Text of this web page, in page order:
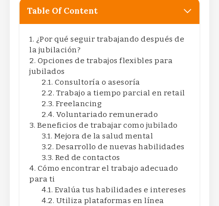
Table Of Content
¿Por qué seguir trabajando después de
la jubilación?
Opciones de trabajos flexibles para
jubilados
Consultoría o asesoría
Trabajo a tiempo parcial en retail
Freelancing
Voluntariado remunerado
Beneficios de trabajar como jubilado
Mejora de la salud mental
Desarrollo de nuevas habilidades
Red de contactos
Cómo encontrar el trabajo adecuado
para ti
Evalúa tus habilidades e intereses
Utiliza plataformas en línea